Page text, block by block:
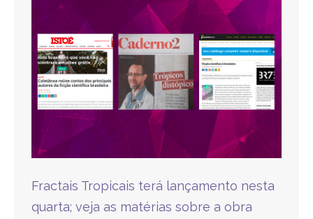
Fractais Tropicais terá lançamento nesta
quarta; veja as matérias sobre a obra